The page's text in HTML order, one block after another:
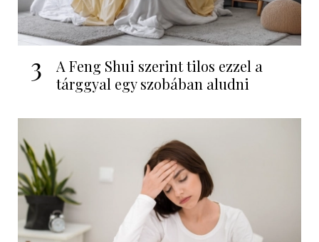
3
A Feng Shui szerint tilos ezzel a
tárggyal egy szobában aludni